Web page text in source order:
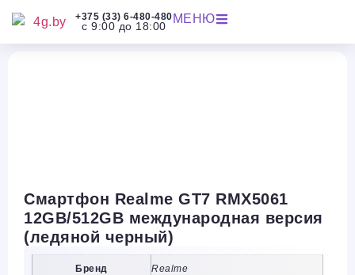
+375 (33) 6-480-480
с 9:00 до 18:00
МЕНЮ
Смартфон Realme GT7 RMX5061
12GB/512GB международная версия
(ледяной черный)
Бренд Realme